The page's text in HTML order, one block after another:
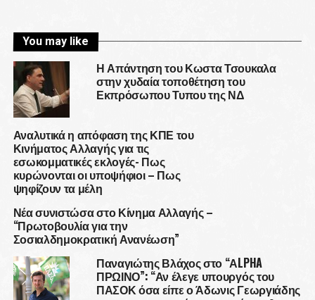
You may like
Η Απάντηση του Κωστα Τσουκαλα
στην χυδαία τοποθέτηση του
Εκπρόσωπου Τυπου της ΝΔ
Αναλυτικά η απόφαση της ΚΠΕ του
Κινήματος Αλλαγής για τις
εσωκομματικές εκλογές- Πως
κυρώνονται οι υποψήφιοι – Πως
ψηφίζουν τα μέλη
Νέα συνιστώσα στο Κίνημα Αλλαγής –
“Πρωτοβουλία για την
Σοσιαλδημοκρατική Ανανέωση”
Παναγιώτης Βλάχος στο “ΑLPHA
ΠΡΩΙΝΟ”: “Αν έλεγε υπουργός του
ΠΑΣΟΚ όσα είπε ο Άδωνις Γεωργιάδης